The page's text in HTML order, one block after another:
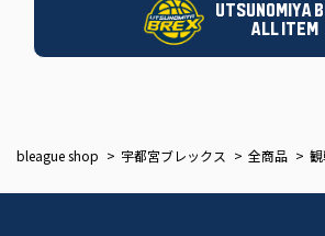
UTSUNOMIYA
ALL ITEM
bleague shop 宇都宮ブレックス 全商品